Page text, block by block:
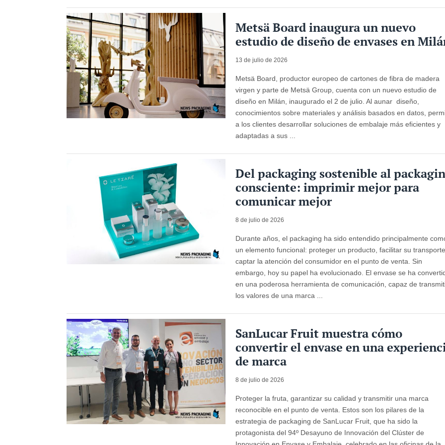
Metsä Board inaugura un nuevo
estudio de diseño de envases en
13 de julio de 2026
Metsä Board, productor europeo de cartones de fibra de madera
virgen y parte de Metsä Group, cuenta con un nuevo estudio de
diseño en Milán, inaugurado el 2 de julio. Al aunar diseño,
conocimientos sobre materiales y análisis basados en datos,
a los clientes desarrollar soluciones de embalaje más eficientes y
adaptadas a sus ...
Del packaging sostenible al
consciente: imprimir mejor para
comunicar mejor
8 de julio de 2026
Durante años, el packaging ha sido entendido principalmente
un elemento funcional: proteger un producto, facilitar su
captar la atención del consumidor en el punto de venta. Sin
embargo, hoy su papel ha evolucionado. El envase se ha
en una poderosa herramienta de comunicación, capaz de
los valores de una marca ...
SanLucar Fruit muestra cómo
convertir el envase en una
de marca
8 de julio de 2026
Proteger la fruta, garantizar su calidad y transmitir una marca
reconocible en el punto de venta. Estos son los pilares de la
estrategia de packaging de SanLucar Fruit, que ha sido la
protagonista del 94º Desayuno de Innovación del Clúster de